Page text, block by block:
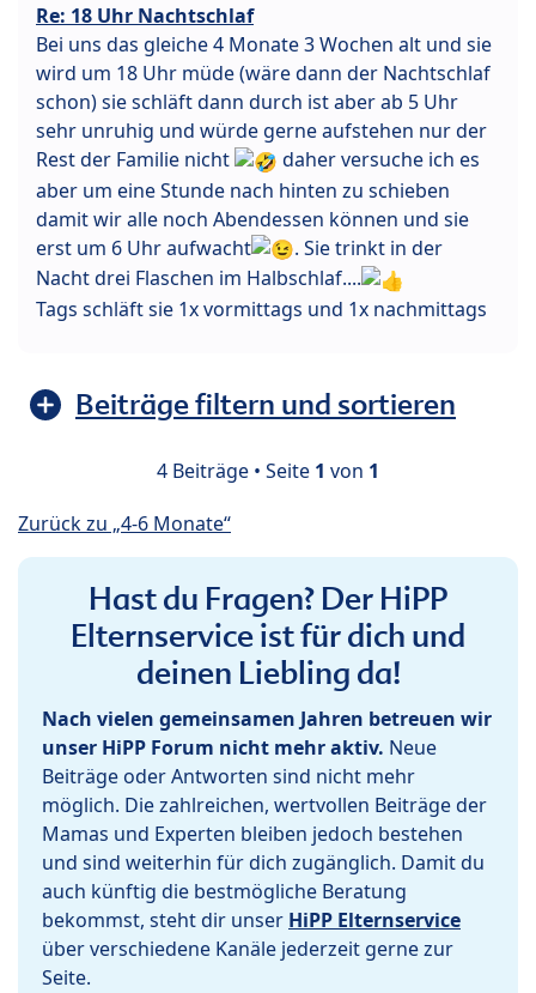
Re: 18 Uhr Nachtschlaf
Bei uns das gleiche 4 Monate 3 Wochen alt und sie
wird um 18 Uhr müde (wäre dann der Nachtschlaf
schon) sie schläft dann durch ist aber ab 5 Uhr
sehr unruhig und würde gerne aufstehen nur der
Rest der Familie nicht
daher versuche ich es
aber um eine Stunde nach hinten zu schieben
damit wir alle noch Abendessen können und sie
erst um 6 Uhr aufwacht
. Sie trinkt in der
Nacht drei Flaschen im Halbschlaf....
Tags schläft sie 1x vormittags und 1x nachmittags
Beiträge filtern und sortieren
4 Beiträge • Seite 1 von 1
Zurück zu „4-6 Monate“
Hast du Fragen? Der HiPP
Elternservice ist für dich und
deinen Liebling da!
Nach vielen gemeinsamen Jahren betreuen wir
unser HiPP Forum nicht mehr aktiv. Neue
Beiträge oder Antworten sind nicht mehr
möglich. Die zahlreichen, wertvollen Beiträge der
Mamas und Experten bleiben jedoch bestehen
und sind weiterhin für dich zugänglich. Damit du
auch künftig die bestmögliche Beratung
bekommst, steht dir unser HiPP Elternservice
über verschiedene Kanäle jederzeit gerne zur
Seite.